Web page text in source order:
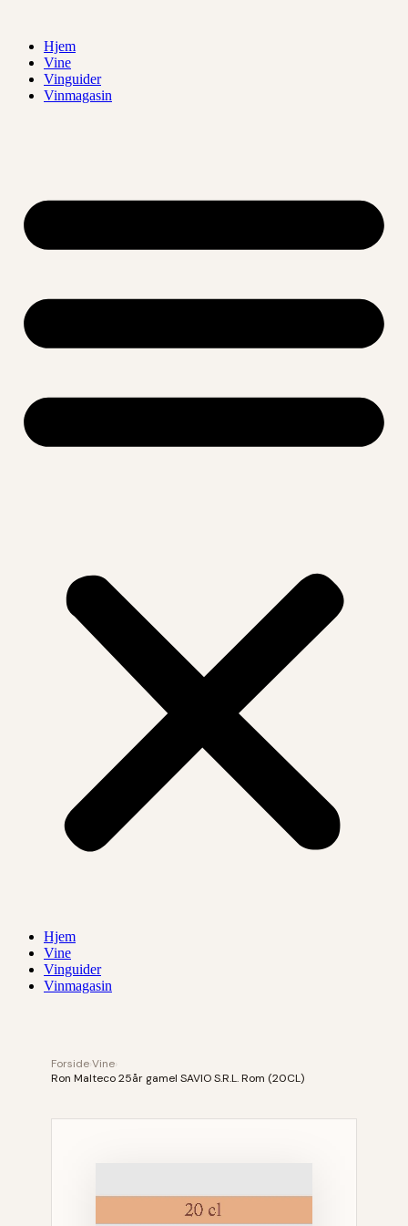
indholdHjem
Vine
Vinguider
Vinmagasin
Hjem
Vine
Vinguider
Vinmagasin
ForsideVine
Ron Malteco 25år gamel SAVIO S.R.L. Rom (20CL)